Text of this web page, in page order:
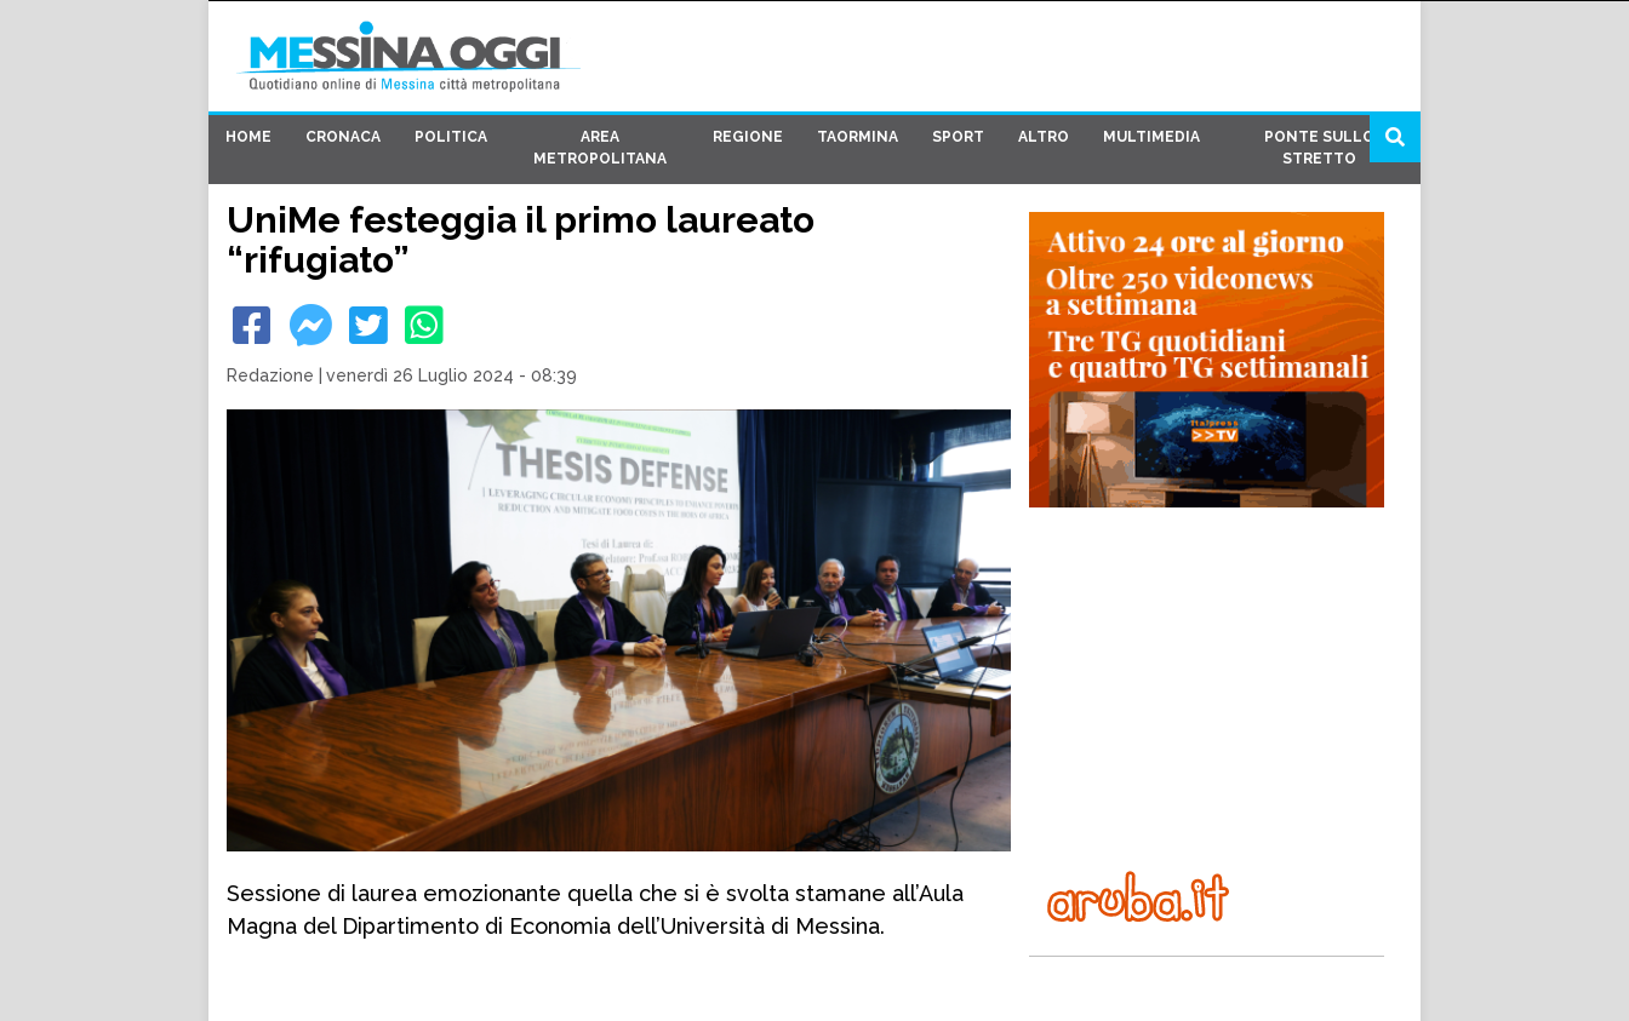
HOME CRONACA POLITICA
AREA
METROPOLITANA
REGIONE TAORMINA SPORT ALTRO MULTIMEDIA
PONTE SULLO
STRETTO
UniMe festeggia il primo laureato
“rifugiato”
Redazione venerdì 26 Luglio 2024 - 08:39
Sessione di laurea emozionante quella che si è svolta stamane all’Aula
Magna del Dipartimento di Economia dell’Università di Messina.